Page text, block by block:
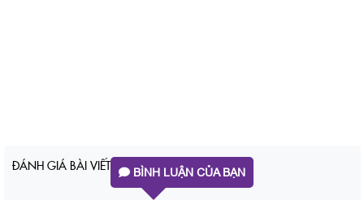
ĐÁNH GIÁ BÀI VIẾT BÌNH LUẬN CỦA BẠN